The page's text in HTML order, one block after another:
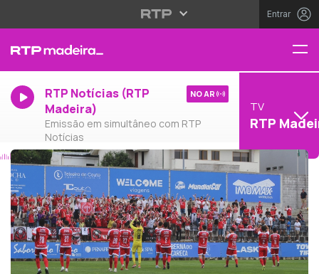
Entrar
RTP Notícias (RTP
Madeira)
Emissão em simultâneo com RTP
Notícias
NO AR
TV
RTP